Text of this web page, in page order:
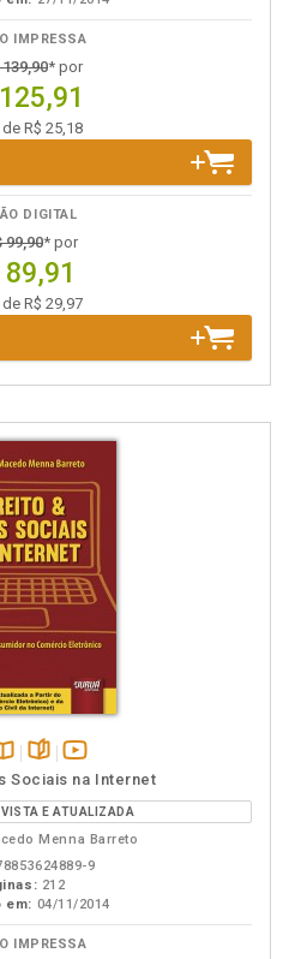
IMPRESSA
* por
R$ 25,18
DIGITAL
99,90* por
89,91
R$ 29,97
páginas
vídeo
da
obra
Sociais na Internet
E ATUALIZADA
Menna Barreto
9
212
em: 04/11/2014
IMPRESSA